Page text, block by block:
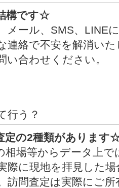
構です☆
メール、SMS、LINE
連絡で不安を解消い
い合わせください。
行う？
定の2種類があります
相場等からデータ上
際に現地を拝見した
訪問査定は実際にご